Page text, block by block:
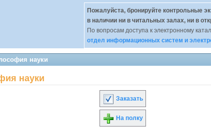
Пожалуйста, бронируйте контрольные
в наличии ни в читальных залах, ни в
По вопросам доступа к электронному
отдел информационных систем и
науки
науки
Заказать
На полку